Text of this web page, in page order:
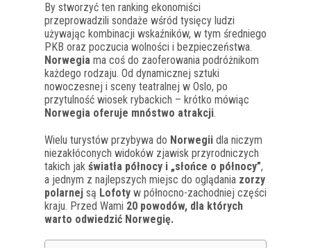
By stworzyć ten ranking ekonomiści
przeprowadzili sondaże wśród tysięcy ludzi
używając kombinacji wskaźników, w tym średniego
PKB oraz poczucia wolności i bezpieczeństwa.
Norwegia ma coś do zaoferowania podróżnikom
każdego rodzaju. Od dynamicznej sztuki
nowoczesnej i sceny teatralnej w Oslo, po
przytulność wiosek rybackich – krótko mówiąc
Norwegia oferuje mnóstwo atrakcji.
Wielu turystów przybywa do Norwegii dla niczym
niezakłóconych widoków zjawisk przyrodniczych
takich jak światła północy i „słońce o północy”,
a jednym z najlepszych miejsc do oglądania zorzy
polarnej są Lofoty w północno-zachodniej części
kraju. Przed Wami 20 powodów, dla których
warto odwiedzić Norwegię.